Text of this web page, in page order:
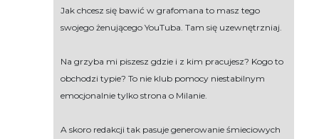
Jak chcesz się bawić w grafomana to masz tego
swojego żenującego YouTuba. Tam się uzewnętrzniaj.
Na grzyba mi piszesz gdzie i z kim pracujesz? Kogo to
obchodzi typie? To nie klub pomocy niestabilnym
emocjonalnie tylko strona o Milanie.
A skoro redakcji tak pasuje generowanie śmieciowych